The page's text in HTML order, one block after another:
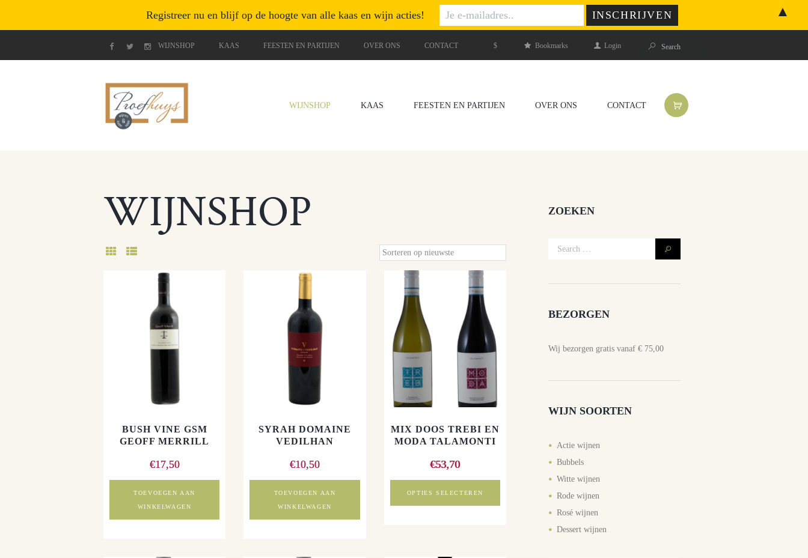
WIJNSHOP KAAS FEESTEN EN PARTIJEN OVER ONS CONTACT $ Bookmarks Login
WIJNSHOP KAAS FEESTEN EN PARTIJEN OVER ONS CONTACT
WIJNSHOP
BUSH VINE GSM
GEOFF MERRILL
€17,50
TOEVOEGEN AAN
WINKELWAGEN
SYRAH DOMAINE
VEDILHAN
€10,50
TOEVOEGEN AAN
WINKELWAGEN
MIX DOOS TREBI EN
MODA TALAMONTI
€53,70
OPTIES SELECTEREN
ZOEKEN
BEZORGEN
Wij bezorgen gratis vanaf € 75,00
WIJN SOORTEN
Actie wijnen
Bubbels
Witte wijnen
Rode wijnen
Rosé wijnen
Dessert wijnen
Registreer nu en blijf op de hoogte van alle kaas en wijn acties! ▲